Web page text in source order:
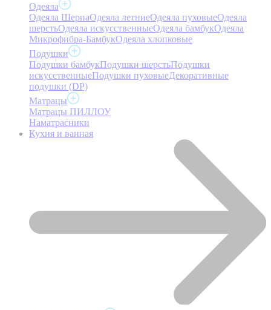
Одеяла
Одеяла ШерпаОдеяла летниеОдеяла пуховыеОдеяла
шерстьОдеяла искусственныеОдеяла бамбукОдеяла
Микрофибра-БамбукОдеяла хлопковые
Подушки
Подушки бамбукПодушки шерстьПодушки
искусственныеПодушки пуховыеДекоративные
подушки (DP)
Матрацы
Матрацы ПИЛЛОУ
Наматрасники
Кухня и ванная